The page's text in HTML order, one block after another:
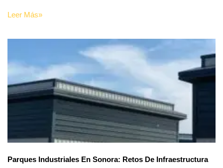
Leer Más»
Parques Industriales En Sonora: Retos De Infraestructura